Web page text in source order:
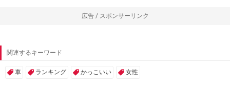
広告 / スポンサーリンク
関連するキーワード
車 ランキング かっこいい 女性